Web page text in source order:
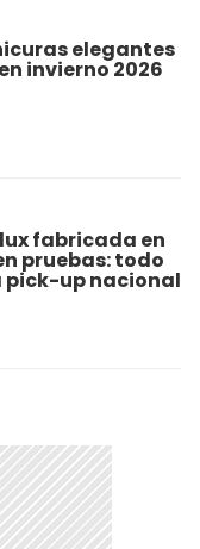
elegantes
invierno 2026
fabricada en
pruebas: todo
pick-up nacional